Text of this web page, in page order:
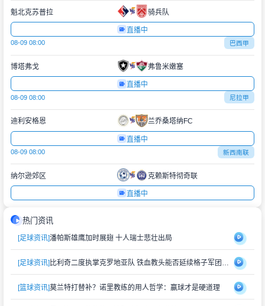
魁北克苏普拉 骑兵队
直播中
08-09 08:00 巴西甲
博塔弗戈 弗鲁米嫩塞
直播中
08-09 08:00 尼拉甲
迪利安格恩 兰乔桑塔纳FC
直播中
08-09 08:00 新西南联
纳尔逊郊区 克赖斯特彻奇联
直播中
热门资讯
[足球资讯]潘帕斯雄鹰加时展翅 十人瑞士悲壮出局
[足球资讯]
[篮球资讯]莫兰特打替补？诺里教练的用人哲学：赢球才是硬道理